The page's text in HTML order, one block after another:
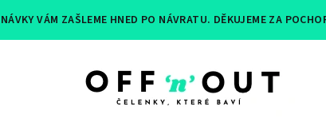
VÁM ZAŠLEME HNED PO NÁVRATU. DĚKUJEME ZA